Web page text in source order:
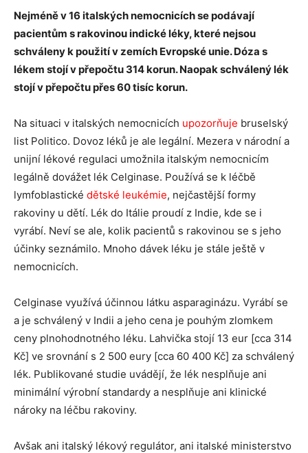
Nejméně v 16 italských nemocnicích se podávají
pacientům s rakovinou indické léky, které nejsou
schváleny k použití v zemích Evropské unie. Dóza s
lékem stojí v přepočtu 314 korun. Naopak schválený lék
stojí v přepočtu přes 60 tisíc korun.
Na situaci v italských nemocnicích upozorňuje bruselský
list Politico. Dovoz léků je ale legální. Mezera v národní a
unijní lékové regulaci umožnila italským nemocnicím
legálně dovážet lék Celginase. Používá se k léčbě
lymfoblastické dětské leukémie, nejčastější formy
rakoviny u dětí. Lék do Itálie proudí z Indie, kde se i
vyrábí. Neví se ale, kolik pacientů s rakovinou se s jeho
účinky seznámilo. Mnoho dávek léku je stále ještě v
nemocnicích.
Celginase využívá účinnou látku asparaginázu. Vyrábí se
a je schválený v Indii a jeho cena je pouhým zlomkem
ceny plnohodnotného léku. Lahvička stojí 13 eur [cca 314
Kč] ve srovnání s 2 500 eury [cca 60 400 Kč] za schválený
lék. Publikované studie uvádějí, že lék nesplňuje ani
minimální výrobní standardy a nesplňuje ani klinické
nároky na léčbu rakoviny.
Avšak ani italský lékový regulátor, ani italské ministerstvo